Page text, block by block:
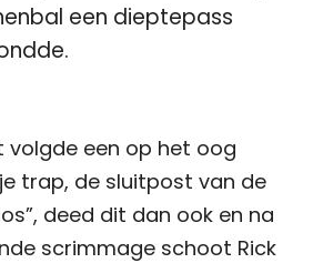
een dieptepass
volgde een op het oog
trap, de sluitpost van de
deed dit dan ook en na
scrimmage schoot Rick